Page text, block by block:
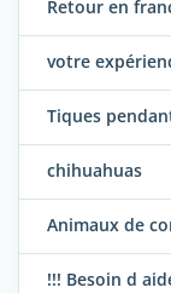
Retour en
votre
Tiques
chihuahuas
Animaux de
!!! Besoin d